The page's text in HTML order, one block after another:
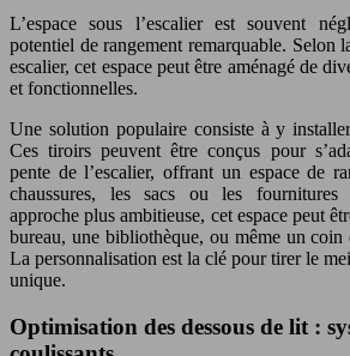
L’espace sous l’escalier est souvent
potentiel de rangement remarquable. Selon
escalier, cet espace peut être aménagé de
et fonctionnelles.
Une solution populaire consiste à y
Ces tiroirs peuvent être conçus pour
pente de l’escalier, offrant un espace de
chaussures, les sacs ou les fournitures
approche plus ambitieuse, cet espace peut
bureau, une bibliothèque, ou même un coin
La personnalisation est la clé pour tirer le
unique.
Optimisation des dessous de lit :